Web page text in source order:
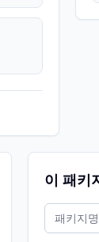
이 패키